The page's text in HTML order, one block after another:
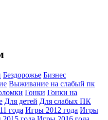
Бездорожье Бизнес
Выживание на слабый пк
Гонки Гонки на
Для детей Для слабых ПК
года Игры 2012 года Игры